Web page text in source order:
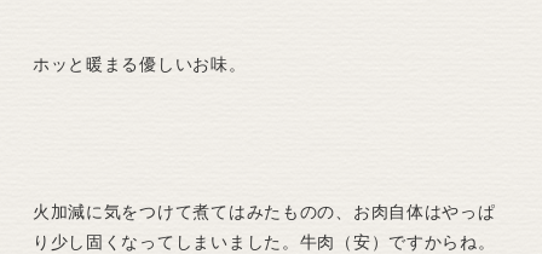
ホッと暖まる優しいお味。
火加減に気をつけて煮てはみたものの、お肉自体はやっぱ
り少し固くなってしまいました。牛肉（安）ですからね。